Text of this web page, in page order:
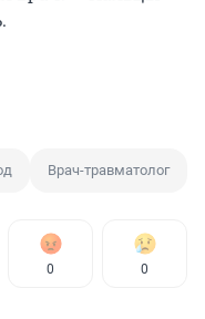
Врач-травматолог
0 0